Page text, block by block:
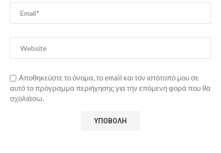
Αποθηκεύστε το όνομα, το email και τον ιστότοπό μου σε
αυτό το πρόγραμμα περιήγησης για την επόμενη φορά που θα
σχολιάσω.